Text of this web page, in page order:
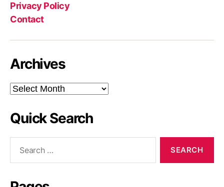
Privacy Policy
Contact
Archives
Archives
Quick Search